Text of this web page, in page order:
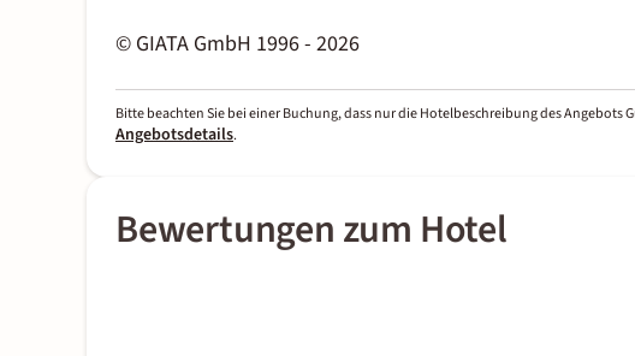
© GIATA GmbH 1996 - 2026
Bitte beachten Sie bei einer Buchung, dass nur die Hotelbeschreibung des Angebots
Angebotsdetails.
Bewertungen zum Hotel